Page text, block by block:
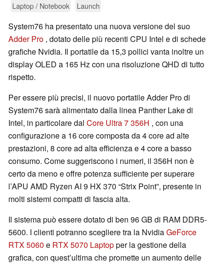
Laptop / Notebook Launch
System76 ha presentato una nuova versione del suo
Adder Pro , dotato delle più recenti CPU Intel e di schede
grafiche Nvidia. Il portatile da 15,3 pollici vanta inoltre un
display OLED a 165 Hz con una risoluzione QHD di tutto
rispetto.
Per essere più precisi, il nuovo portatile Adder Pro di
System76 sarà alimentato dalla linea Panther Lake di
Intel, in particolare dal Core Ultra 7 356H , con una
configurazione a 16 core composta da 4 core ad alte
prestazioni, 8 core ad alta efficienza e 4 core a basso
consumo. Come suggeriscono i numeri, il 356H non è
certo da meno e offre potenza sufficiente per superare
l’APU AMD Ryzen AI 9 HX 370 “Strix Point”, presente in
molti sistemi compatti di fascia alta.
Il sistema può essere dotato di ben 96 GB di RAM DDR5-
5600. I clienti potranno scegliere tra la NvidiaGeForce
RTX 5060 e RTX 5070 Laptopper la gestione della
grafica, con quest’ultima che promette un aumento delle